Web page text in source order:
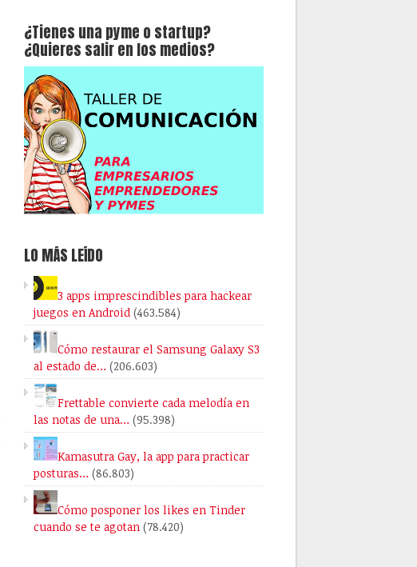
¿Tienes una pyme o startup?
¿Quieres salir en los medios?
LO MÁS LEÍDO
3 apps imprescindibles para hackear
juegos en Android (463.584)
Cómo restaurar el Samsung Galaxy S3
al estado de… (206.603)
Frettable convierte cada melodía en
las notas de una… (95.398)
Kamasutra Gay, la app para practicar
posturas… (86.803)
Cómo posponer los likes en Tinder
cuando se te agotan (78.420)